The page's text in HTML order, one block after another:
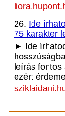
26. Ide
75 karakter
► Ide
leírás
ezért